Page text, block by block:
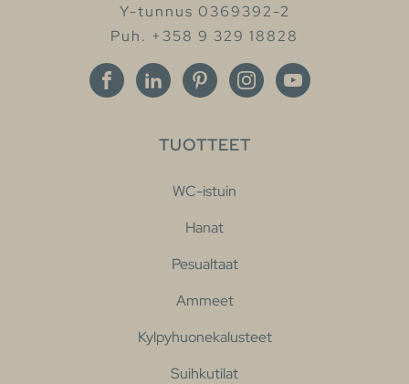
Y-tunnus 0369392-2
Puh. +358 9 329 18828
TUOTTEET
WC-istuin
Hanat
Pesualtaat
Ammeet
Kylpyhuonekalusteet
Suihkutilat